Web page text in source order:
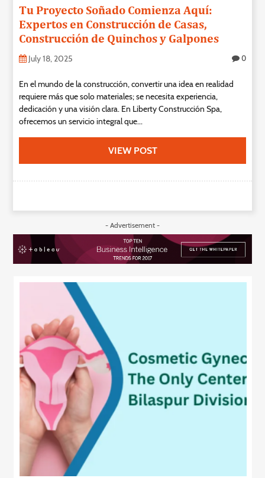
Us
Tu Proyecto Soñado Comienza Aquí:
Expertos en Construcción de Casas,
Construcción de Quinchos y Galpones
July 18, 2025 0
En el mundo de la construcción, convertir una idea en realidad
requiere más que solo materiales; se necesita experiencia,
dedicación y una visión clara. En Liberty Construcción Spa,
ofrecemos un servicio integral que...
VIEW POST
- Advertisement -